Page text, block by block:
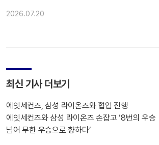
2026.07.20
최신 기사 더보기
에잇세컨즈, 삼성 라이온즈와 협업 진행
에잇세컨즈와 삼성 라이온즈 손잡고 ‘8번의 우승
넘어 무한 우승으로 향하다’